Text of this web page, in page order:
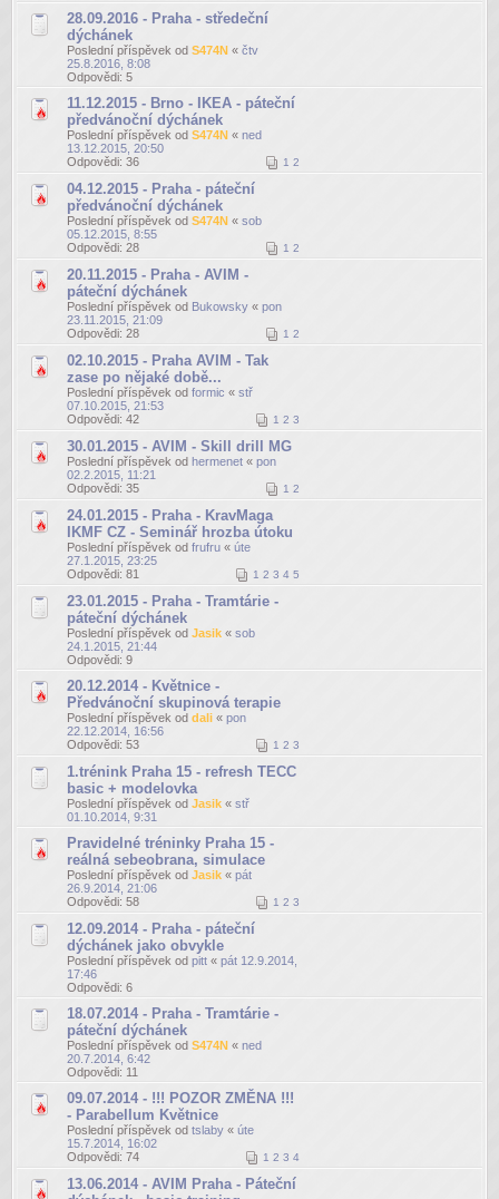
28.09.2016 - Praha - středeční
dýchánek
Poslední příspěvek od S474N « čtv
25.8.2016, 8:08
Odpovědi: 5
11.12.2015 - Brno - IKEA - páteční
předvánoční dýchánek
Poslední příspěvek od S474N « ned
13.12.2015, 20:50
Odpovědi: 36 1 2
04.12.2015 - Praha - páteční
předvánoční dýchánek
Poslední příspěvek od S474N « sob
05.12.2015, 8:55
Odpovědi: 28 1 2
20.11.2015 - Praha - AVIM -
páteční dýchánek
Poslední příspěvek od Bukowsky « pon
23.11.2015, 21:09
Odpovědi: 28 1 2
02.10.2015 - Praha AVIM - Tak
zase po nějaké době...
Poslední příspěvek od formic « stř
07.10.2015, 21:53
Odpovědi: 42 1 2 3
30.01.2015 - AVIM - Skill drill MG
Poslední příspěvek od hermenet « pon
02.2.2015, 11:21
Odpovědi: 35 1 2
24.01.2015 - Praha - KravMaga
IKMF CZ - Seminář hrozba útoku
Poslední příspěvek od frufru « úte
27.1.2015, 23:25
Odpovědi: 81 1 2 3 4 5
23.01.2015 - Praha - Tramtárie -
páteční dýchánek
Poslední příspěvek od Jasik « sob
24.1.2015, 21:44
Odpovědi: 9
20.12.2014 - Květnice -
Předvánoční skupinová terapie
Poslední příspěvek od dali « pon
22.12.2014, 16:56
Odpovědi: 53 1 2 3
1.trénink Praha 15 - refresh TECC
basic + modelovka
Poslední příspěvek od Jasik « stř
01.10.2014, 9:31
Pravidelné tréninky Praha 15 -
reálná sebeobrana, simulace
Poslední příspěvek od Jasik « pát
26.9.2014, 21:06
Odpovědi: 58 1 2 3
12.09.2014 - Praha - páteční
dýchánek jako obvykle
Poslední příspěvek od pitt « pát 12.9.2014,
17:46
Odpovědi: 6
18.07.2014 - Praha - Tramtárie -
páteční dýchánek
Poslední příspěvek od S474N « ned
20.7.2014, 6:42
Odpovědi: 11
09.07.2014 - !!! POZOR ZMĚNA !!!
- Parabellum Květnice
Poslední příspěvek od tslaby « úte
15.7.2014, 16:02
Odpovědi: 74 1 2 3 4
13.06.2014 - AVIM Praha - Páteční